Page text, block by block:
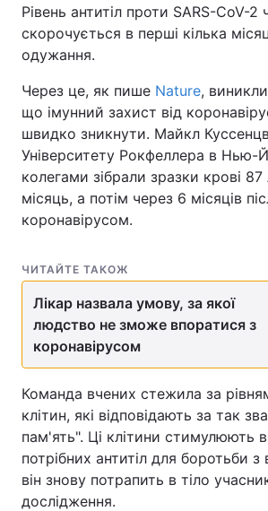
Рівень антитіл проти SARS-CoV-2
скорочується в перші кілька
одужання.
Через це, як пише Nature,
що імунний захист від
швидко зникнути. Майкл
Університету Рокфеллера в Нью-
колегами зібрали зразки крові
місяць, а потім через 6 місяців
коронавірусом.
ЧИТАЙТЕ ТАКОЖ
Лікар назвала умову, за якої
людство не зможе впоратися з
коронавірусом
Команда вчених стежила за
клітин, які відповідають за так
пам'ять". Ці клітини стимулюють
потрібних антитіл для боротьби
він знову потрапить в тіло
дослідження.